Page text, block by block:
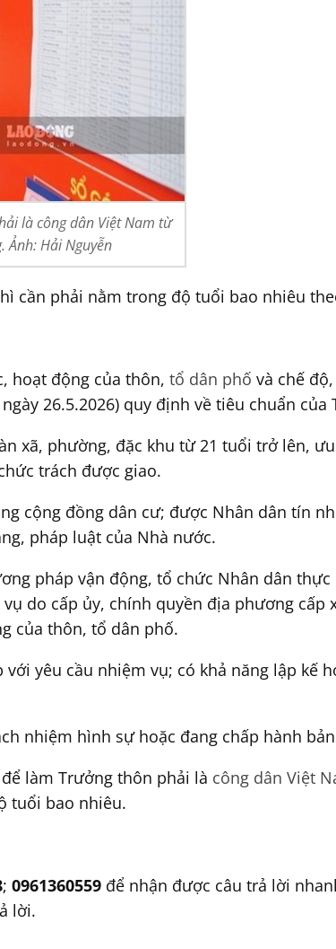
là công dân Việt Nam từ
Hải Nguyễn
cần phải nằm trong độ tuổi bao nhiêu
hoạt động của thôn, tổ dân phố và chế
26.5.2026) quy định về tiêu chuẩn
xã, phường, đặc khu từ 21 tuổi trở lên,
trách được giao.
cộng đồng dân cư; được Nhân dân tín
pháp luật của Nhà nước.
pháp vận động, tổ chức Nhân dân
do cấp ủy, chính quyền địa phương cấp
của thôn, tổ dân phố.
yêu cầu nhiệm vụ; có khả năng lập kế
nhiệm hình sự hoặc đang chấp hành
làm Trưởng thôn phải là công dân Việt
tuổi bao nhiêu.
; 0961360559 để nhận được câu trả lời
lời.